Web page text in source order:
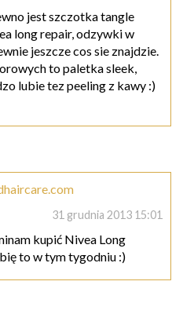
jest szczotka tangle
long repair, odzywki w
jeszcze cos sie znajdzie.
to paletka sleek,
lubie tez peeling z kawy :)
31 grudnia 2013 15:01
kupić Nivea Long
to w tym tygodniu :)